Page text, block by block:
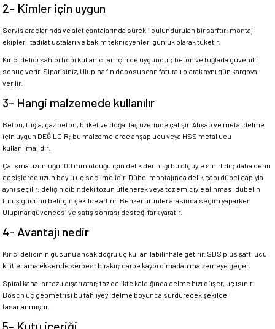
2- Kimler için uygun
Servis araçlarında ve alet çantalarında sürekli bulundurulan bir sarftır: montaj
ekipleri, tadilat ustaları ve bakım teknisyenleri günlük olarak tüketir.
Kırıcı delici sahibi hobi kullanıcıları için de uygundur; beton ve tuğlada güvenilir
sonuç verir. Siparişiniz, Ulupınar'ın deposundan faturalı olarak aynı gün kargoya
verilir.
3- Hangi malzemede kullanılır
Beton, tuğla, gaz beton, briket ve doğal taş üzerinde çalışır. Ahşap ve metal delme
için uygun DEĞİLDİR; bu malzemelerde ahşap ucu veya HSS metal ucu
kullanılmalıdır.
Çalışma uzunluğu 100 mm olduğu için delik derinliği bu ölçüyle sınırlıdır; daha derin
geçişlerde uzun boylu uç seçilmelidir. Dübel montajında delik çapı dübel çapıyla
aynı seçilir; deliğin dibindeki tozun üflenerek veya toz emiciyle alınması dübelin
tutuş gücünü belirgin şekilde artırır. Benzer ürünler arasında seçim yaparken
Ulupınar güvencesi ve satış sonrası desteği fark yaratır.
4- Avantajı nedir
Kırıcı delicinin gücünü ancak doğru uç kullanılabilir hâle getirir. SDS plus şaftı ucu
kilitler ama eksende serbest bırakır; darbe kaybı olmadan malzemeye geçer.
Spiral kanallar tozu dışarı atar; toz delikte kaldığında delme hızı düşer, uç ısınır.
Bosch uç geometrisi bu tahliyeyi delme boyunca sürdürecek şekilde
tasarlanmıştır.
5- Kutu içeriği